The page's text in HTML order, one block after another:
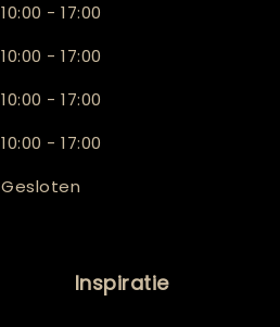
10:00 - 17:00
10:00 - 17:00
10:00 - 17:00
10:00 - 17:00
Gesloten
Inspiratie